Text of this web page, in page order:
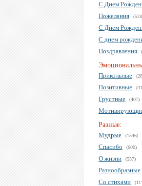
С Днем
Пожелания
С Днем
С днем
Поздравления
Прикольные
Позитивные
Грустные (407)
Разные:
Мудрые
(1546)
Спасибо (600)
О жизни (557)
Разнообразные
Со стихами